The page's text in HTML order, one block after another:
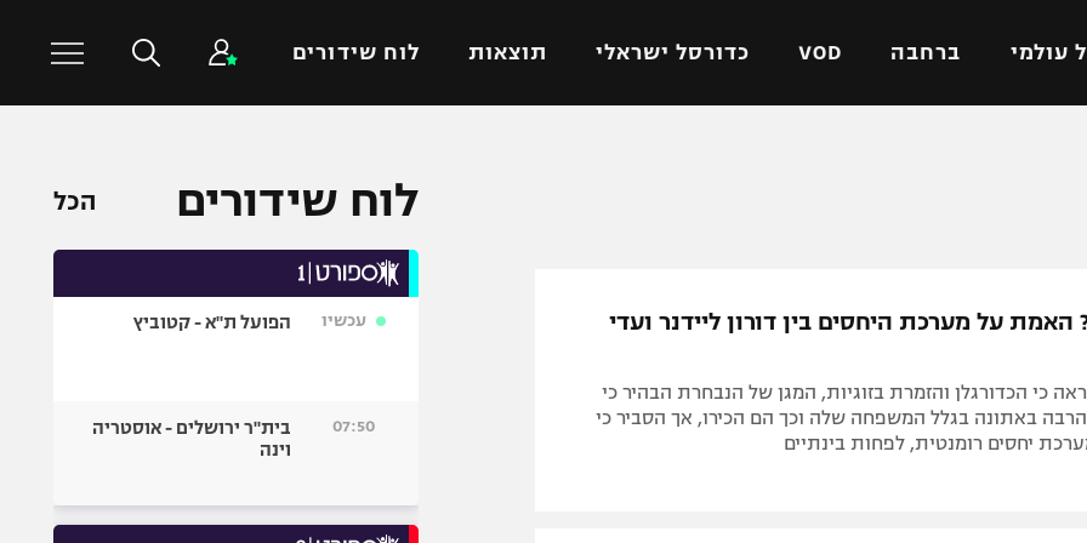
עולמי ברחבה VOD כדורסל ישראלי תוצאות לוח שידורים
ישראל
ליגה איטלקית
ליגה צרפתית
הפועל ירושלים
כדורסל עולמי
כדורעף
ספורט אולימפי
היאבקות WWE
האמת על מערכת היחסים בין דורון ליידנר ועדי
כי הכדורגלן והזמרת בזוגיות, המגן של הנבחרת הבהיר כי
באתונה בגלל המשפחה שלה וכך הם הכירו, אך הסביר כי
יחסים רומנטית, לפחות בינתיים
לוח שידורים הכל
עכשיו הפועל ת"א - קטוביץ
07:50
בית"ר ירושלים - אוסטריה
וינה